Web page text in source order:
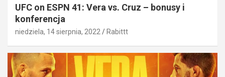
UFC on ESPN 41: Vera vs. Cruz – bonusy i
konferencja
niedziela, 14 sierpnia, 2022 Rabittt